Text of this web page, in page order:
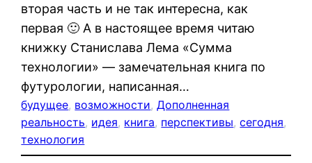
вторая часть и не так интересна, как
первая 🙂 А в настоящее время читаю
книжку Станислава Лема «Сумма
технологии» — замечательная книга по
футурологии, написанная…
будущее, возможности, Дополненная
реальность, идея, книга, перспективы, сегодня
технология